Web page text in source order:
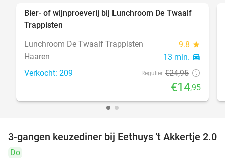
40%
Bier- of wijnproeverij bij Lunchroom De Twaalf
Trappisten
Lunchroom De Twaalf Trappisten
9.8 star
Haaren 13 min. directions_car
Verkocht: 209 Regulier €24,95
€14,95
44%
3-gangen keuzediner bij Eethuys 't Akkertje 2.0
Do